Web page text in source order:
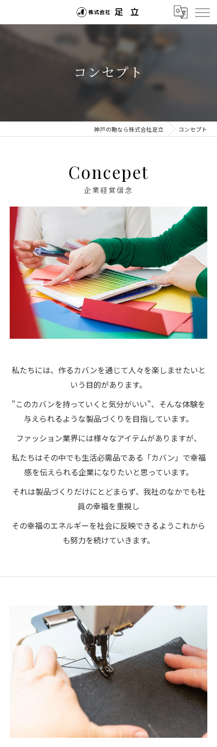
コンセプト
神戸の鞄なら株式会社足立 コンセプト
企業経営信念
Concepet
私たちには、作るカバンを通じて人々を楽しませたいと
いう目的があります。
"このカバンを持っていくと気分がいい"、そんな体験を
与えられるような製品づくりを目指しています。
ファッション業界には様々なアイテムがありますが、
私たちはその中でも生活必需品である「カバン」で幸福
感を伝えられる企業になりたいと思っています。
それは製品づくりだけにとどまらず、我社のなかでも社
員の幸福を重視し
その幸福のエネルギーを社会に反映できるようこれから
も努力を続けていきます。